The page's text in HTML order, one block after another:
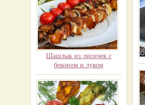
Шашлык из лисичек с
беконом и луком